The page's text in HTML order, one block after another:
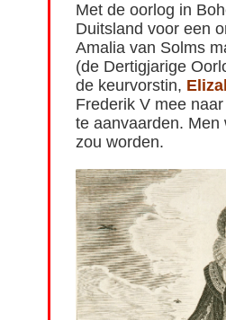
Met de oorlog in
Duitsland voor een
Amalia van Solms
(de Dertigjarige
de keurvorstin,
Frederik V mee
te aanvaarden.
zou worden.